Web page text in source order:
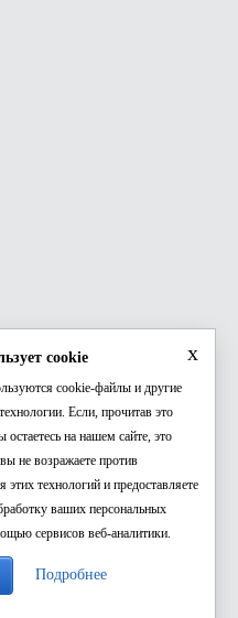
x
cookie
cookie-файлы и другие
Если, прочитав это
остаетесь на нашем сайте, это
не возражаете против
этих технологий и предоставляете
ваших персональных
сервисов веб-аналитики.
Подробнее